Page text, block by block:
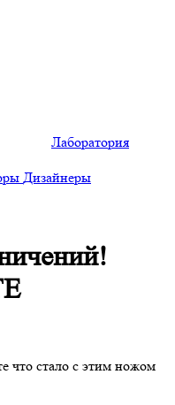
Лаборатория
Дизайнеры
что стало с этим ножом